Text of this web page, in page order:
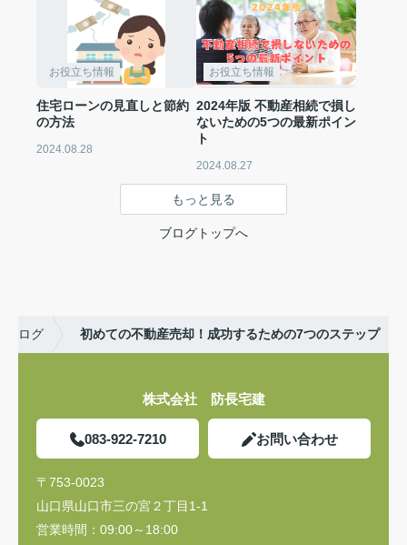
お役立ち情報
住宅ローンの見直しと節約
の方法
2024.08.28
お役立ち情報
2024年版 不動産相続で損し
ないための5つの最新ポイン
ト
2024.08.27
もっと見る
ブログトップへ
ブログ 初めての不動産売却！成功するための7つのステップ
株式会社 防長宅建
083-922-7210 お問い合わせ
〒753-0023
山口県山口市三の宮２丁目1-1
営業時間： 09:00～18:00